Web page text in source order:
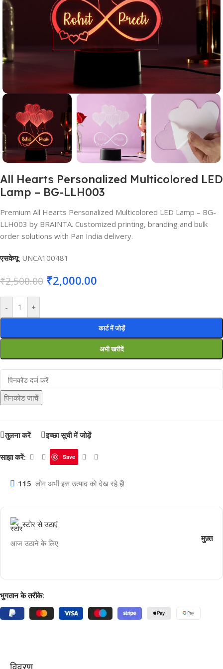
All Hearts Personalized Multicolored LED
Lamp – BG-LLH003
Premium All Hearts Personalized Multicolored LED Lamp – BG-
LLH003 by BRAINTA. Customized printing, branding and bulk
order solutions with Pan India delivery.
एसकेयू: UNCA100481
₹2,500.00 ₹2,000.00
- +
कार्ट में जोड़ें
अभी खरीदें
पिनकोड जांचें
तुलना करें इच्छा सूची में जोड़ें
साझा करें: Save
115 लोग अभी इस उत्पाद को देख रहे हैं!
स्टोर से उठाएं
आज उठाने के लिए मुफ़्त
भुगतान के तरीके: